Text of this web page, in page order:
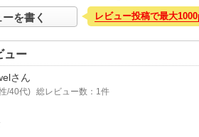
を書く レビュー投稿で最大
ュー
さん
/40代) 総レビュー数：1件